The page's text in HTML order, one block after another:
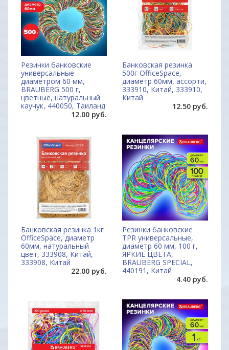
Резинки банковские
универсальные
диаметром 60 мм,
BRAUBERG 500 г,
цветные, натуральный
каучук, 440050, Таиланд
12.00 руб.
Банковская резинка
500г OfficeSpace,
диаметр 60мм, ассорти,
333910, Китай, 333910,
Китай
12.50 руб.
Банковская резинка 1кг
OfficeSpace, диаметр
60мм, натуральный
цвет, 333908, Китай,
333908, Китай
22.00 руб.
Резинки банковские
TPR универсальные,
диаметр 60 мм, 100 г,
ЯРКИЕ ЦВЕТА,
BRAUBERG SPECIAL,
440191, Китай
4.40 руб.